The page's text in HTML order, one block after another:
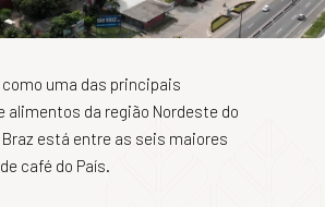
uma das principais
alimentos da região Nordeste do
Braz está entre as seis maiores
café do País.